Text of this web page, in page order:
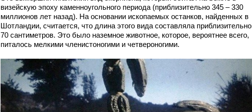
визейскую эпоху каменноугольного периода (приблизительно 345 – 330
миллионов лет назад). На основании ископаемых останков, найденных в
Шотландии, считается, что длина этого вида составляла приблизительно
70 сантиметров. Это было наземное животное, которое, вероятнее всего,
питалось мелкими членистоногими и четвероногими.